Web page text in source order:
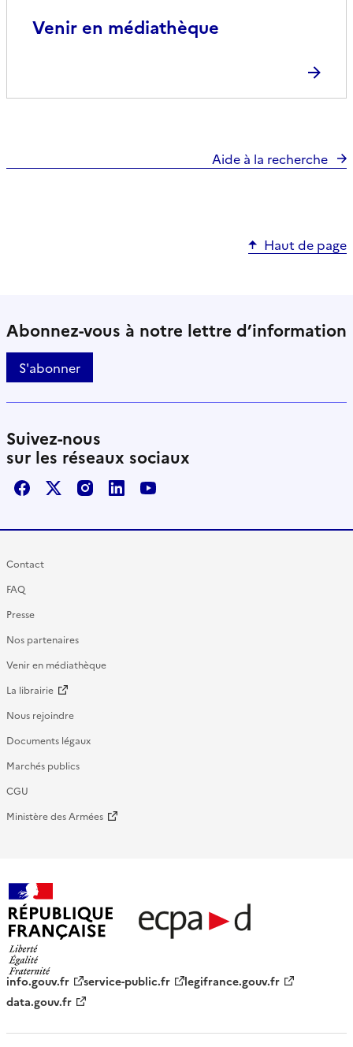
Venir en médiathèque
Aide à la recherche
Haut de page
Abonnez-vous à notre lettre d’information
S'abonner
Suivez-nous
sur les réseaux sociaux
FacebookX / TwitterInstagram
LinkedInYoutube
Contact
FAQ
Presse
Nos partenaires
Venir en médiathèque
La librairie
Nous rejoindre
Documents légaux
Marchés publics
CGU
Ministère des Armées
française - ECPAD
info.gouv.fr service-public.fr
legifrance.gouv.fr
data.gouv.fr